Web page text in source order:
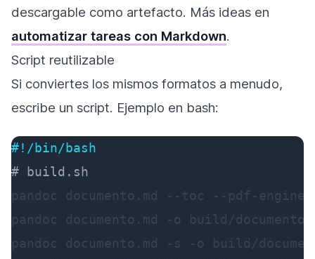
descargable como artefacto. Más ideas en
automatizar tareas con Markdown.
Script reutilizable
Si conviertes los mismos formatos a menudo,
escribe un script. Ejemplo en bash:
#!/bin/bash
# build.sh
pandoc documento.md
--toc --pdf-engine
pandoc documento.md
-o build/
pandoc documento.md
-s
-o